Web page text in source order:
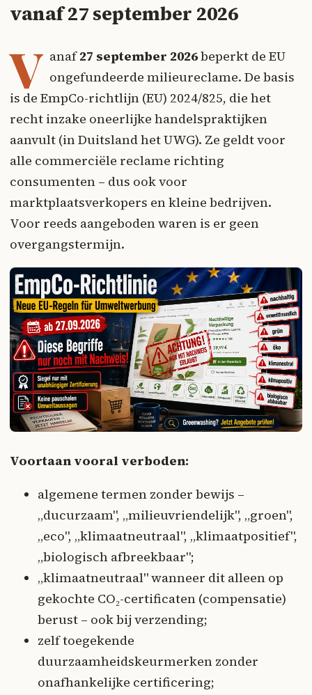
vanaf 27 september 2026
V anaf27 september 2026beperkt de EU
ongefundeerde milieureclame. De basis
is de EmpCo-richtlijn (EU) 2024/825, die het
recht inzake oneerlijke handelspraktijken
aanvult (in Duitsland het UWG). Ze geldt voor
alle commerciële reclame richting
consumenten – dus ook voor
marktplaatsverkopers en kleine bedrijven.
Voor reeds aangeboden waren is er geen
overgangstermijn.
Voortaan vooral verboden:
algemene termen zonder bewijs –
„ducurzaam", „milieuvriendelijk", „groen",
„eco", „klimaatneutraal", „klimaatpositief",
„biologisch afbreekbaar";
„klimaatneutraal" wanneer dit alleen op
gekochte CO₂-certificaten (compensatie)
berust – ook bij verzending;
zelf toegekende
duurzaamheidskeurmerken zonder
onafhankelijke certificering;